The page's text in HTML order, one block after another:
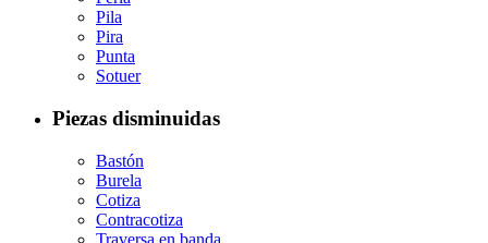
Pila
Pira
Punta
Sotuer
Piezas disminuidas
Bastón
Burela
Cotiza
Contracotiza
Traversa en banda